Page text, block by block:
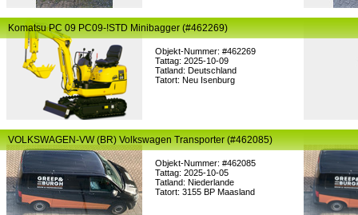
Objekt-Nummer: #462269
Tattag: 2025-10-09
Tatland: Deutschland
Tatort: Neu Isenburg
Komatsu PC 09 PC09-!STD Minibagger (#462269)
Objekt-Nummer: #462085
Tattag: 2025-10-05
Tatland: Niederlande
Tatort: 3155 BP Maasland
VOLKSWAGEN-VW (BR) Volkswagen Transporter (#462085)